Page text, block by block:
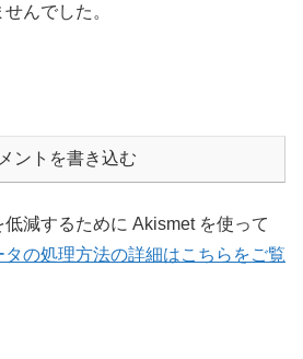
んでした。
ントを書き込む
減するために Akismet を使って
タの処理方法の詳細はこちらをご覧